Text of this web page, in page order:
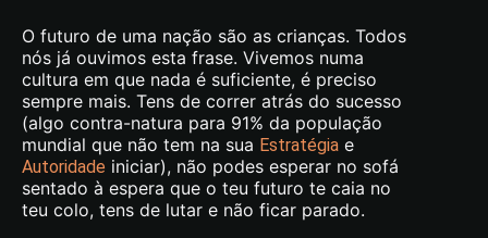
O futuro de uma nação são as crianças. Todos
nós já ouvimos esta frase. Vivemos numa
cultura em que nada é suficiente, é preciso
sempre mais. Tens de correr atrás do sucesso
(algo contra-natura para 91% da população
mundial que não tem na sua Estratégia e
Autoridade iniciar), não podes esperar no sofá
sentado à espera que o teu futuro te caia no
teu colo, tens de lutar e não ficar parado.